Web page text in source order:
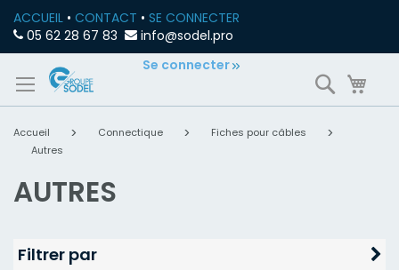
ACCUEIL • CONTACT • SE CONNECTER
05 62 28 67 83
info@sodel.pro
Se connecter
Accueil Connectique
Fiches pour câbles
Autres
AUTRES
Filtrer par